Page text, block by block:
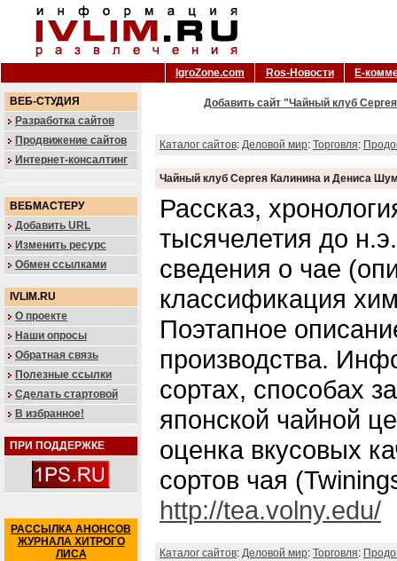
IgroZone.com Ros-Новости Е-
ВЕБ-СТУДИЯ
Разработка сайтов
Продвижение сайтов
Интернет-консалтинг
ВЕБМАСТЕРУ
Добавить URL
Изменить ресурс
Обмен ссылками
IVLIM.RU
О проекте
Наши опросы
Обратная связь
Полезные ссылки
Сделать стартовой
В избранное!
ПРИ ПОДДЕРЖКЕ
РАССЫЛКА АНОНСОВ
ЖУРНАЛА ХИТРОГО
ЛИСА
Добавить сайт "Чайный клуб
Каталог сайтов: Деловой мир: Торговля:
Чайный клуб Сергея Калинина и Дениса
Рассказ,
тысячелетия до
сведения о чае
классификация
Поэтапное
производства.
сортах, способах
японской чайной
оценка вкусовых
сортов чая
http://tea.volny.edu/
Каталог сайтов: Деловой мир: Торговля: